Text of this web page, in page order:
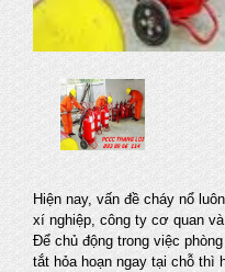
Hiện nay, vấn đề cháy nổ
xí nghiệp, công ty cơ quan
Để chủ động trong việc
tắt hỏa hoạn ngay tại chỗ thì